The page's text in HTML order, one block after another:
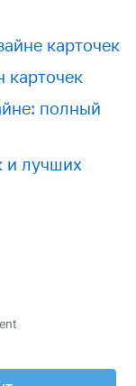
карточек
карточек
полный
и лучших